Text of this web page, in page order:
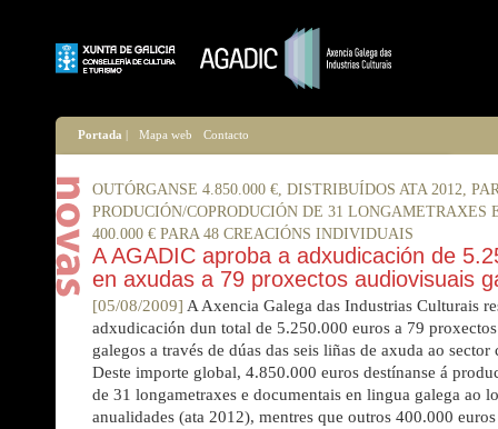
Portada | Mapa web Contacto
OUTÓRGANSE 4.850.000 €, DISTRIBUÍDOS ATA 2012,
PRODUCIÓN/COPRODUCIÓN DE 31 LONGAMETRAXES
400.000 € PARA 48 CREACIÓNS INDIVIDUAIS
A AGADIC aproba a adxudicación de
en axudas a 79 proxectos audiovisuais
[05/08/2009] A Axencia Galega das Industrias Culturais
adxudicación dun total de 5.250.000 euros a 79
galegos a través de dúas das seis liñas de axuda ao
Deste importe global, 4.850.000 euros destínanse á
de 31 longametraxes e documentais en lingua galega ao
anualidades (ata 2012), mentres que outros 400.000